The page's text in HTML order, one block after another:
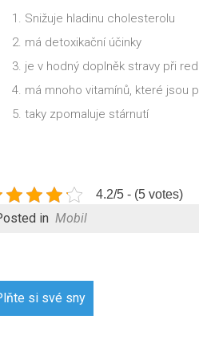
Snižuje hladinu cholesterolu
má detoxikační účinky
je v hodný doplněk stravy při
má mnoho vitamínů, které jsou
taky zpomaluje stárnutí
4.2/5 - (5 votes)
in Mobil
si své sny